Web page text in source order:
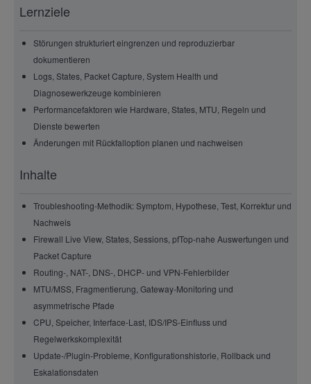
Lernziele
Störungen strukturiert eingrenzen und reproduzierbar
dokumentieren
Logs, States, Packet Capture, System Health und
Diagnosewerkzeuge kombinieren
Performancefaktoren wie Hardware, States, MTU, Regeln und
Dienste bewerten
Änderungen mit Rückfalloption planen und nachweisen
Inhalte
Troubleshooting-Methodik: Symptom, Hypothese, Test, Korrektur und
Nachweis
Firewall Live View, States, Sessions, pfTop-nahe Auswertungen und
Packet Capture
Routing-, NAT-, DNS-, DHCP- und VPN-Fehlerbilder
MTU/MSS, Fragmentierung, Gateway-Monitoring und
asymmetrische Pfade
CPU, Speicher, Interface-Last, IDS/IPS-Einfluss und
Regelwerkskomplexität
Update-/Plugin-Probleme, Konfigurationshistorie, Rollback und
Eskalationsdaten